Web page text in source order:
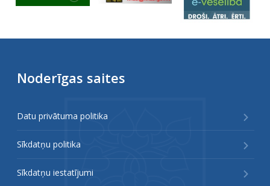
Noderīgas saites
Datu privātuma politika
Sīkdatņu politika
Sīkdatņu iestatījumi